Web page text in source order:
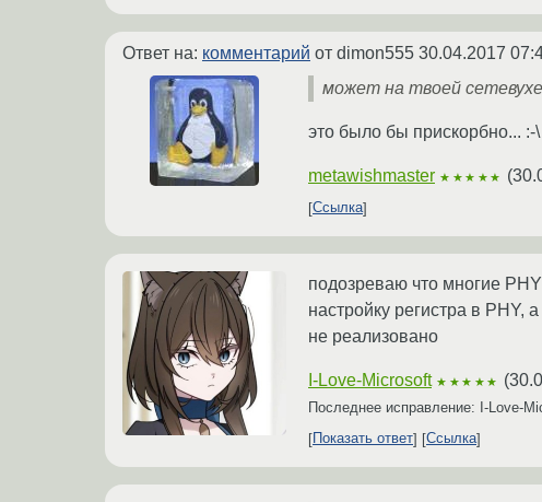
Ответ на: комментарий от dimon555 30.04.2017
может на твоей
это было бы прискорбно... :-\
metawishmaster ★★★★★ (
Ссылка
подозреваю что многие
настройку регистра в PHY,
не реализовано
I-Love-Microsoft ★★★★★ (
Последнее исправление: I-Love-
Показать ответ
Ссылка